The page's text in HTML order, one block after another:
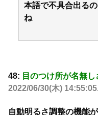
本語で不具合出る
ね
48: 目のつけ所が名無
2022/06/30(木)
自動明るさ調整の機能